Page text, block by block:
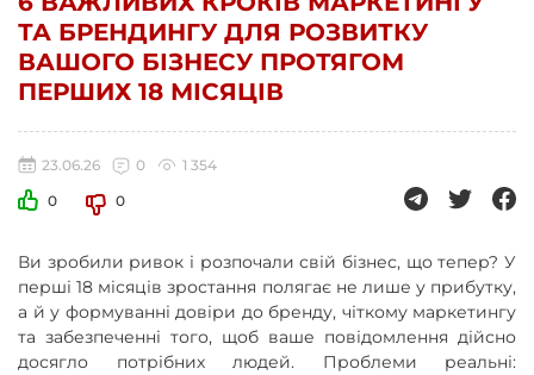
ТА БРЕНДИНГУ ДЛЯ РОЗВИТКУ
ВАШОГО БІЗНЕСУ ПРОТЯГОМ
ПЕРШИХ 18 МІСЯЦІВ
23.06.26 0
1 354
0
0
Ви зробили ривок і розпочали свій бізнес, що тепер? У
перші 18 місяців зростання полягає не лише у прибутку,
а й у формуванні довіри до бренду, чіткому маркетингу
та забезпеченні того, щоб ваше повідомлення дійсно
досягло потрібних людей. Проблеми реальні: